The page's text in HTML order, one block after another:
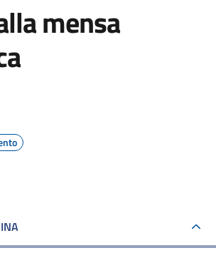
mensa